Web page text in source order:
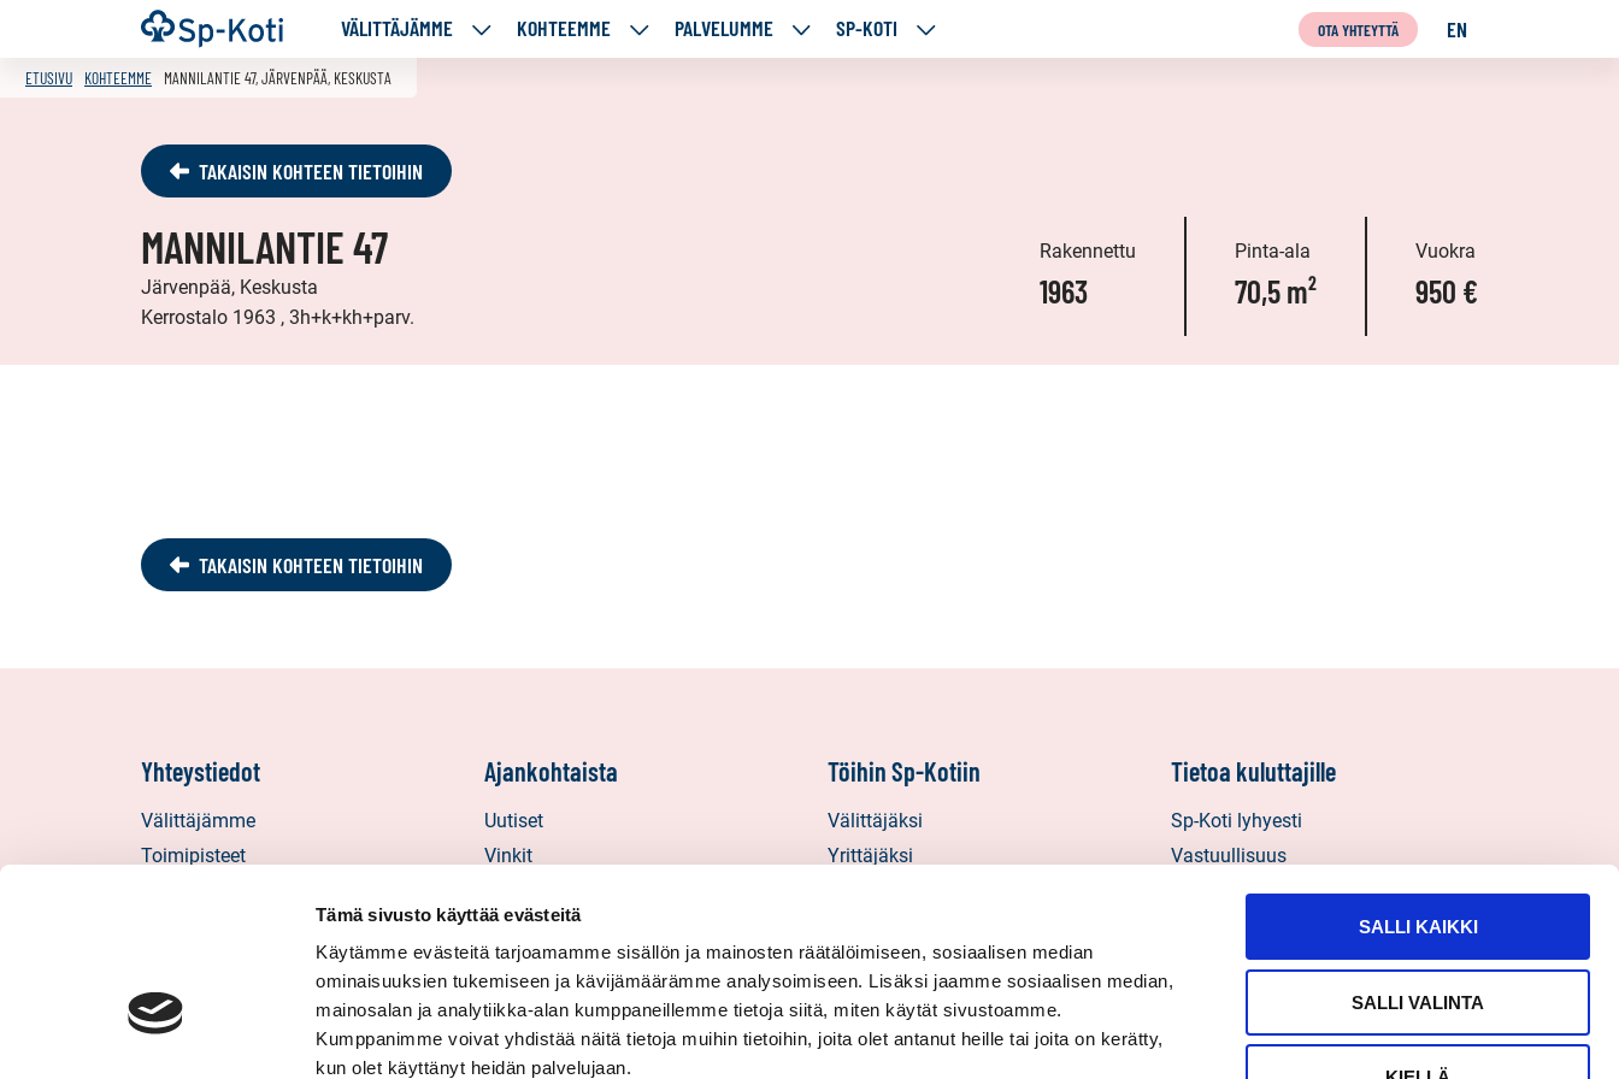
Tämä sivusto käyttää evästeitä
Käytämme evästeitä tarjoamamme sisällön ja mainosten räätälöimiseen, sosiaalisen median
ominaisuuksien tukemiseen ja kävijämäärämme analysoimiseen. Lisäksi jaamme sosiaalisen median,
mainosalan ja analytiikka-alan kumppaneillemme tietoja siitä, miten käytät sivustoamme.
Kumppanimme voivat yhdistää näitä tietoja muihin tietoihin, joita olet antanut heille tai joita on kerätty,
kun olet käyttänyt heidän palvelujaan.
SALLI KAIKKI
SALLI VALINTA
Siirry
sisältöön
Etusivu VÄLITTÄJÄMME
VÄLITTÄJÄMME
KOHTEEMME
KOHTEEMME
PALVELUMME
PALVELUMME
SP-KOTI
SP-
OTA YHTEYTTÄ EN
ENGLISH
ETUSIVU KOHTEEMME MANNILANTIE 47, JÄRVENPÄÄ, KESKUSTA
TAKAISIN KOHTEEN TIETOIHIN
MANNILANTIE 47
Järvenpää, Keskusta
Kerrostalo 1963 , 3h+k+kh+parv.
Rakennettu
1963
Pinta-ala
70,5 m²
Vuokra
950 €
TAKAISIN KOHTEEN TIETOIHIN
Yhteystiedot
Välittäjämme
Toimipisteet
Sp-Koti Keskusyksikkö
Ajankohtaista
Uutiset
Vinkit
Uratarinat
Sp-Kodin uutiskirjeet
Töihin Sp-Kotiin
Välittäjäksi
Yrittäjäksi
Tietoa kuluttajille
Sp-Koti lyhyesti
Vastuullisuus
Välitysliikkeen vastuut
Henkilötietojen käyttö, tietosuoja ja
Palautelomake